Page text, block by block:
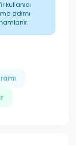
kullanıcı
adımı